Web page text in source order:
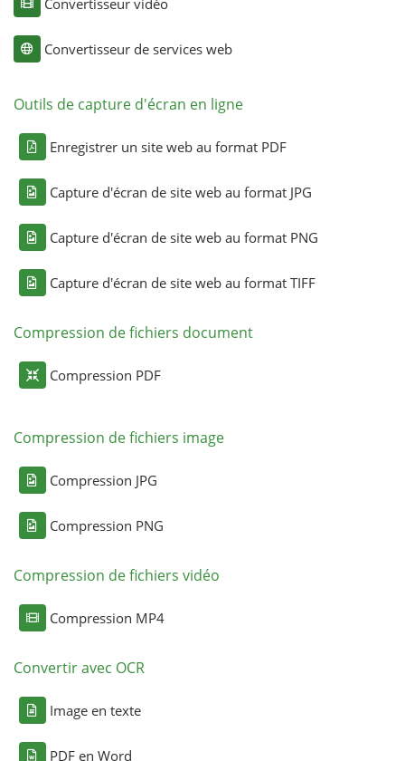
Convertisseur de services web
Outils de capture d'écran en ligne
Enregistrer un site web au format PDF
Capture d'écran de site web au format JPG
Capture d'écran de site web au format PNG
Capture d'écran de site web au format TIFF
Compression de fichiers document
Compression PDF
Compression de fichiers image
Compression JPG
Compression PNG
Compression de fichiers vidéo
Compression MP4
Convertir avec OCR
Image en texte
PDF en Word